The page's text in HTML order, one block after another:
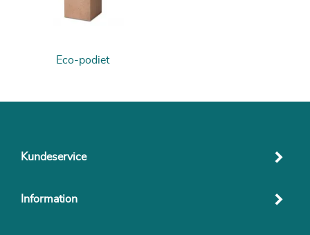
Eco-podiet
Kundeservice
Information